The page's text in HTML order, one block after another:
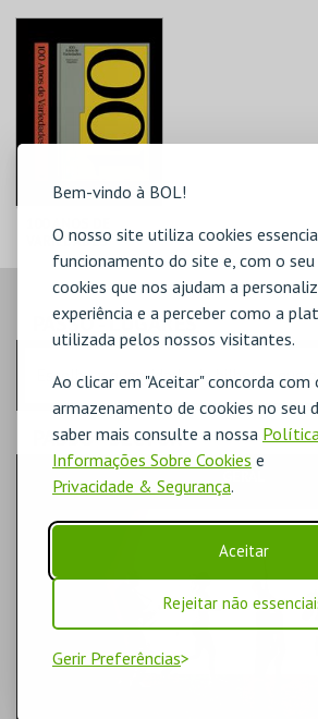
Bem-vindo à BOL!
O nosso site utiliza cookies
funcionamento do site e, com o
cookies que nos ajudam a
experiência e a perceber como a
utilizada pelos nossos visitantes.
Ao clicar em "Aceitar" concorda com
armazenamento de cookies no seu
saber mais consulte a nossa
Informações Sobre Cookies e
Privacidade & Segurança.
Aceitar
Rejeitar não
Gerir Preferências
VARIEDADES
TEATRO
VARIEDADES
COMPRAR
PASSO- LUGARES
Escolha a quantidade de bilhetes que
PASSO- SECTOR